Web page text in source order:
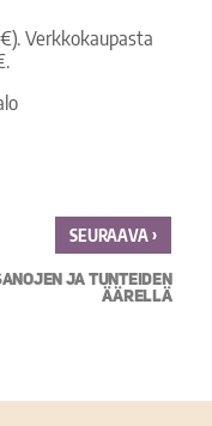
Verkkokaupasta
SEURAAVA›
JA TUNTEIDEN
ÄÄRELLÄ